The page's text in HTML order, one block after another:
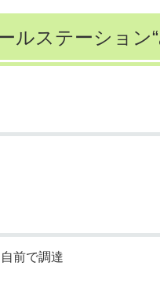
ルステーション
前で調達